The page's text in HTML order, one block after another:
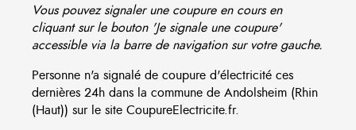
Vous pouvez signaler une coupure en cours en
cliquant sur le bouton 'Je signale une coupure'
accessible via la barre de navigation sur votre gauche.
Personne n'a signalé de coupure d'électricité ces
dernières 24h dans la commune de Andolsheim (Rhin
(Haut)) sur le site CoupureElectricite.fr.